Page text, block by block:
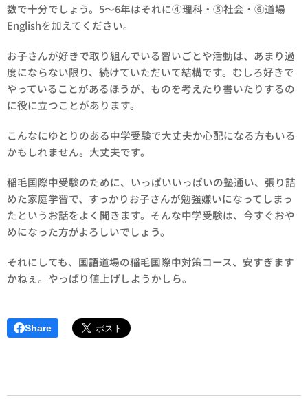
数で十分でしょう。5～6年はそれに④理科・⑤社会・⑥道場
Englishを加えてください。
お子さんが好きで取り組んでいる習いごとや活動は、あまり過
度にならない限り、続けていただいて結構です。むしろ好きで
やっていることがあるほうが、ものを考えたり書いたりするの
に役に立つことがあります。
こんなにゆとりのある中学受験で大丈夫か心配になる方もいる
かもしれません。大丈夫です。
稲毛国際中受験のために、いっぱいいっぱいの塾通い、張り詰
めた家庭学習で、すっかりお子さんが勉強嫌いになってしまっ
たというお話をよく聞きます。そんな中学受験は、今すぐおや
めになった方がよろしいでしょう。
それにしても、国語道場の稲毛国際中対策コース、安すぎます
かねぇ。やっぱり値上げしようかしら。
Share